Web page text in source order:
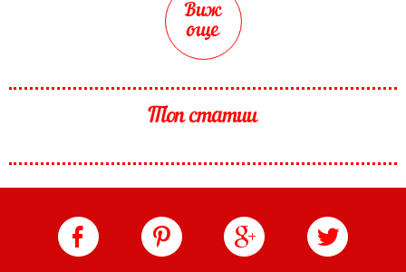
Виж
още
Топ статии